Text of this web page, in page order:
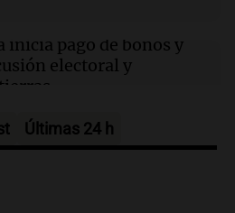
inicia pago de bonos y
electoral y
presentaron
de Cadena 3
Últimas 24 h